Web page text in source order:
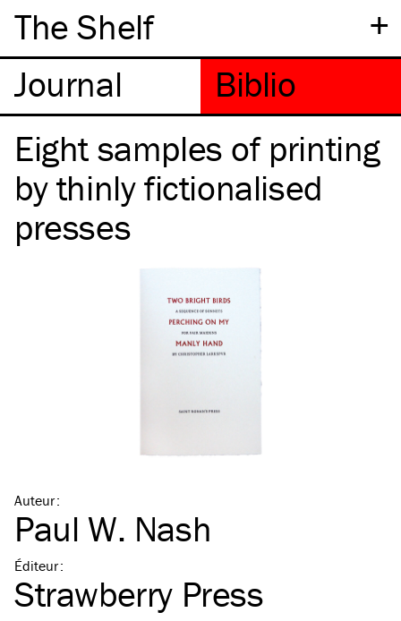
+
The Shelf
Eight samples of printing
by thinly fictionalised
presses
Auteur:
Paul W. Nash
Éditeur:
Strawberry Press